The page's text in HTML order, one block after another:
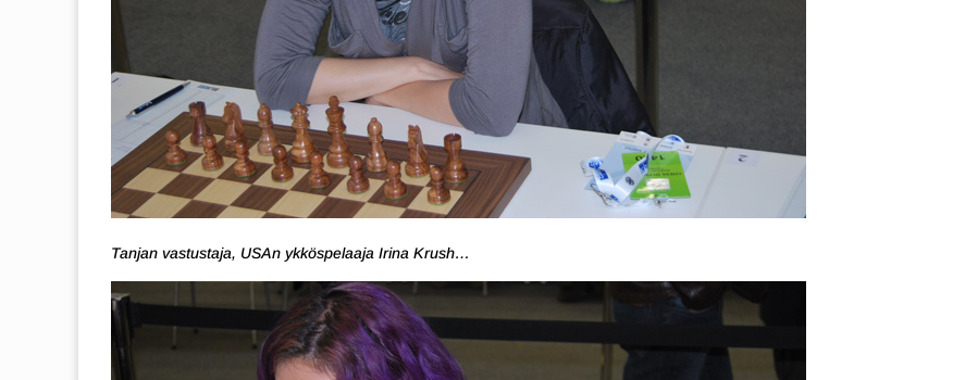
Tanjan vastustaja, USAn ykköspelaaja Irina Krush…